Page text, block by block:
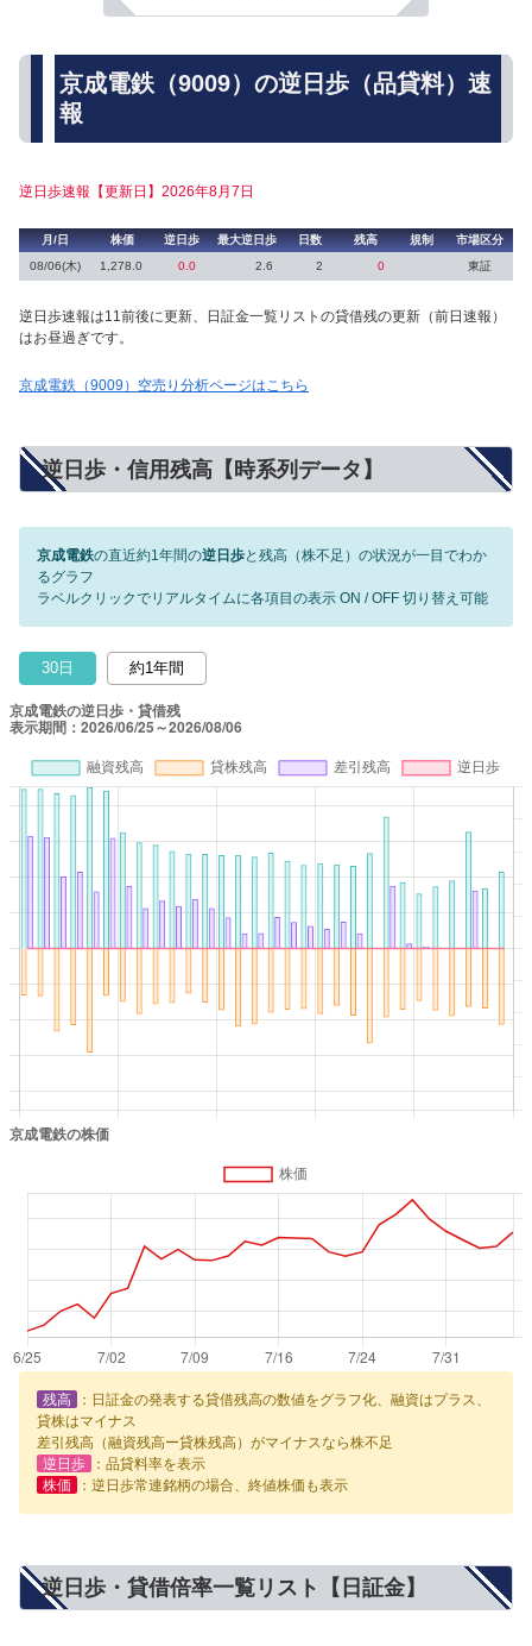
京成電鉄（9009）の逆日歩（品貸料）速
報
逆日歩速報【更新日】2026年8月7日
月/日 株価 逆日歩 最大逆日歩 日数 残高 規制
市場区分
08/06(木)
1,278.0 0.0 2.6 2 0 東証
逆日歩速報は11前後に更新、日証金一覧リストの貸借残の更新（前日速報）
はお昼過ぎです。
京成電鉄（9009）空売り分析ページはこちら
逆日歩・信用残高【時系列データ】
京成電鉄の直近約1年間の逆日歩と残高（株不足）の状況が一目でわか
るグラフ
ラベルクリックでリアルタイムに各項目の表示 ON / OFF 切り替え可能
30日 約1年間
残高
：日証金の発表する貸借残高の数値をグラフ化、融資はプラス、
貸株はマイナス
差引残高（融資残高ー貸株残高）がマイナスなら株不足
逆日歩
：品貸料率を表示
株価
：逆日歩常連銘柄の場合、終値株価も表示
逆日歩・貸借倍率一覧リスト【日証金】